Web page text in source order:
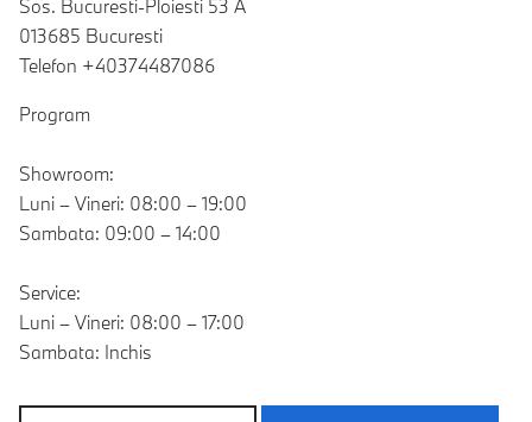
Sos. Bucuresti-Ploiesti 53 A
013685 Bucuresti
Telefon +40374487086
Program
Showroom:
Luni – Vineri: 08:00 – 19:00
Sambata: 09:00 – 14:00
Service:
Luni – Vineri: 08:00 – 17:00
Sambata: Inchis